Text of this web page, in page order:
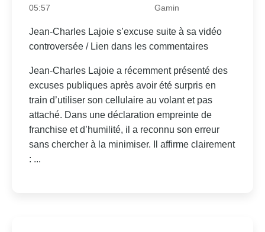
05:57
Gamin
Jean-Charles Lajoie s’excuse suite à sa vidéo
controversée / Lien dans les commentaires
Jean-Charles Lajoie a récemment présenté des
excuses publiques après avoir été surpris en
train d’utiliser son cellulaire au volant et pas
attaché. Dans une déclaration empreinte de
franchise et d’humilité, il a reconnu son erreur
sans chercher à la minimiser. Il affirme clairement
: ...